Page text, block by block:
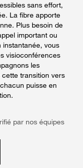
sans effort,
La fibre apporte
Plus besoin de
important ou
instantanée, vous
visioconférences
les
transition vers
puisse en
par nos équipes